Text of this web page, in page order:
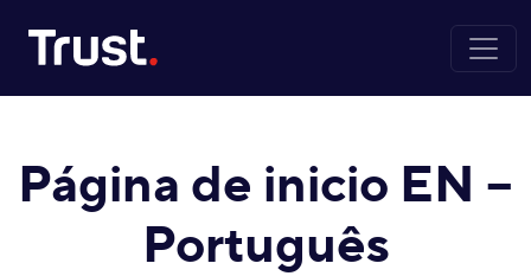
Página de inicio EN –
Português